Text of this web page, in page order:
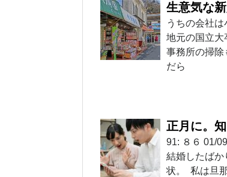
生意気な
うちの会社
地元の国立大
事務所の掃除
だら
正月に。
91: ８６ 01/
結婚したば
状。 私は旦